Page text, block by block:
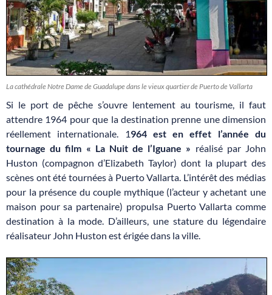
La cathédrale Notre Dame de Guadalupe dans le vieux quartier de Puerto de Vallarta
Si le port de pêche s’ouvre lentement au tourisme, il faut
attendre 1964 pour que la destination prenne une dimension
réellement internationale. 1964 est en effet l’année du
tournage du film « La Nuit de l’Iguane » réalisé par John
Huston (compagnon d’Elizabeth Taylor) dont la plupart des
scènes ont été tournées à Puerto Vallarta. L’intérêt des médias
pour la présence du couple mythique (l’acteur y achetant une
maison pour sa partenaire) propulsa Puerto Vallarta comme
destination à la mode. D’ailleurs, une stature du légendaire
réalisateur John Huston est érigée dans la ville.